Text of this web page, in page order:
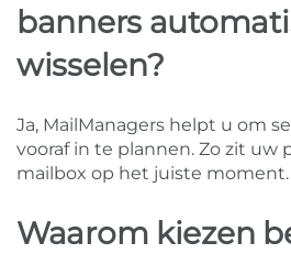
banners
wisselen?
Ja, MailManagers helpt u om
vooraf in te plannen. Zo zit uw
mailbox op het juiste moment.
Waarom kiezen